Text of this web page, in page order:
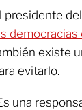
presidente
existe
evitarlo.
una